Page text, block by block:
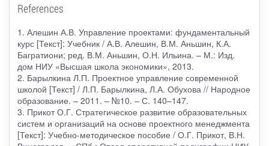
References
1. Алешин А.В. Управление проектами: фундаментальный
курс [Текст]: Учебник / А.В. Алешин, В.М. Аньшин, К.А.
Багратиони; ред. В.М. Аньшин, О.Н. Ильина. – М.: Изд.
дом НИУ «Высшая школа экономики», 2013.
2. Барылкина Л.П. Проектное управление современной
школой [Текст] / Л.П. Барылкина, Л.А. Обухова // Народное
образование. – 2011. – №10. – С. 140–147.
3. Прикот О.Г. Стратегическое развитие образовательных
систем и организаций на основе проектного менеджмента
[Текст]: Учебно-методическое пособие / О.Г. Прикот, В.Н.